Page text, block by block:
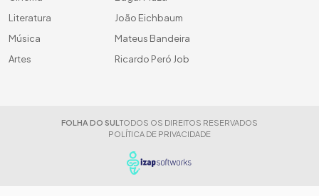
Literatura
Música
Artes
João Eichbaum
Mateus Bandeira
Ricardo Peró Job
FOLHA DO SUL TODOS OS DIREITOS RESERVADOS
POLÍTICA DE PRIVACIDADE